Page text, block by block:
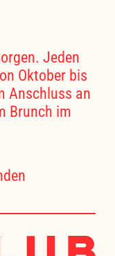
Jeden
Oktober bis
Anschluss an
Brunch im